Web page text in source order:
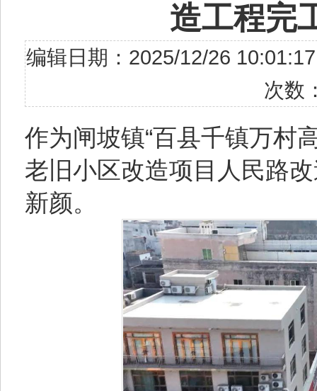
造工程完
编辑日期：2025/12/26
次数
作为闸坡镇“百县千镇万村
老旧小区改造项目人民路
新颜。